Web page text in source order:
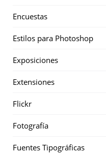
Encuestas
Estilos para Photoshop
Exposiciones
Extensiones
Flickr
Fotografía
Fuentes Tipográficas